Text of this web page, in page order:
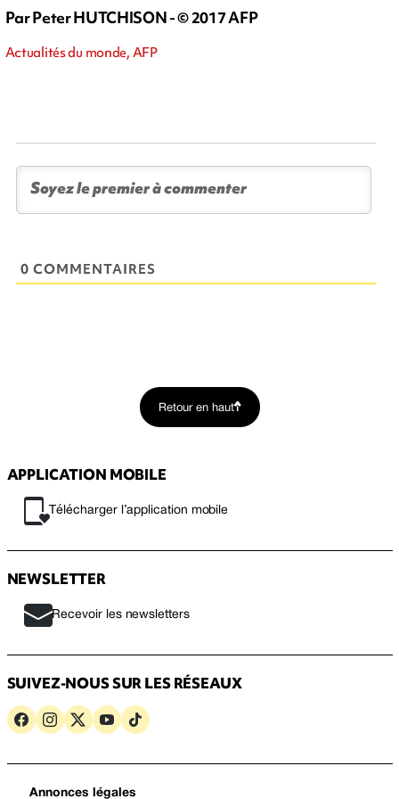
Par Peter HUTCHISON - © 2017 AFP
Actualités du monde, AFP
0 COMMENTAIRES
Retour en haut
APPLICATION MOBILE
Télécharger l’application mobile
NEWSLETTER
Recevoir les newsletters
SUIVEZ-NOUS SUR LES RÉSEAUX
Annonces légales